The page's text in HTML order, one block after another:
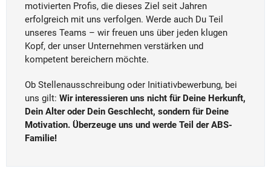
motivierten Profis, die dieses Ziel seit Jahren
erfolgreich mit uns verfolgen. Werde auch Du Teil
unseres Teams – wir freuen uns über jeden klugen
Kopf, der unser Unternehmen verstärken und
kompetent bereichern möchte.
Ob Stellenausschreibung oder Initiativbewerbung, bei
uns gilt: Wir interessieren uns nicht für Deine Herkunft,
Dein Alter oder Dein Geschlecht, sondern für Deine
Motivation. Überzeuge uns und werde Teil der ABS-
Familie!